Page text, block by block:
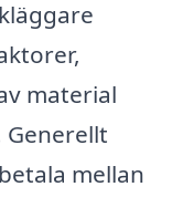
material
mellan